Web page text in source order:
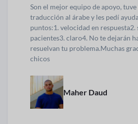
Son el mejor equipo de apoyo,
traducción al árabe y les pedí
puntos:1. velocidad en respuesta2.
pacientes3. claro4. No te dejarán
resuelvan tu problema.Muchas
chicos
Maher Daud